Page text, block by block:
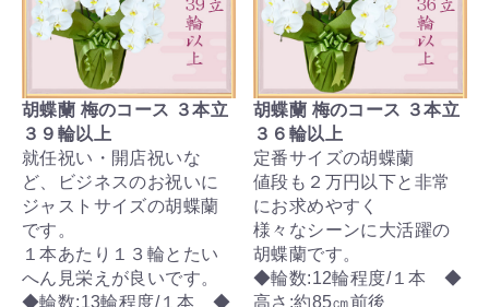
胡蝶蘭 梅のコース ３本立
３９輪以上
就任祝い・開店祝いな
ど、ビジネスのお祝いに
ジャストサイズの胡蝶蘭
です。
１本あたり１３輪とたい
へん見栄えが良いです。
◆輪数:13輪程度/１本 ◆
胡蝶蘭 梅のコース ３本立
３６輪以上
定番サイズの胡蝶蘭
値段も２万円以下と非常
にお求めやすく
様々なシーンに大活躍の
胡蝶蘭です。
◆輪数:12輪程度/１本 ◆
高さ:約85㎝前後